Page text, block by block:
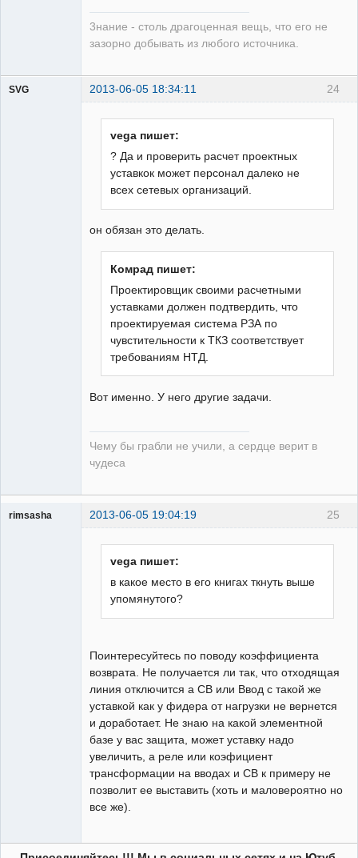
3нание - столь драгоценная вещь, что его не
зазорно добывать из любого источника.
24
SVG 2013-06-05 18:34:11
vega пишет:
? Да и проверить расчет проектных
уставкок может персонал далеко не
всех сетевых организаций.
он обязан это делать.
Комрад пишет:
Проектировщик своими расчетными
уставками должен подтвердить, что
проектируемая система РЗА по
чувстительности к ТКЗ соответствует
требованиям НТД.
Вот именно. У него другие задачи.
Чему бы грабли не учили, а сердце верит в
чудеса
25
rimsasha 2013-06-05 19:04:19
vega пишет:
в какое место в его книгах ткнуть выше
упомянутого?
Поинтересуйтесь по поводу коэффициента
возврата. Не получается ли так, что отходящая
линия отключится а СВ или Ввод с такой же
уставкой как у фидера от нагрузки не вернется
и доработает. Не знаю на какой элементной
базе у вас защита, может уставку надо
увеличить, а реле или коэфициент
трансформации на вводах и СВ к примеру не
позволит ее выставить (хоть и маловероятно но
все же).